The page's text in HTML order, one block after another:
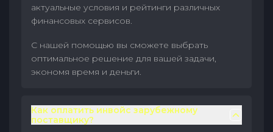
актуальные условия и рейтинги различных
финансовых сервисов.
С нашей помощью вы сможете выбрать
оптимальное решение для вашей задачи,
экономя время и деньги.
Как оплатить инвойс зарубежному
поставщику?